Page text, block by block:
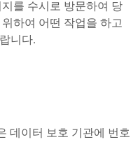
를 수시로 방문하여 당
하여 어떤 작업을 하고
니다.
데이터 보호 기관에 번호